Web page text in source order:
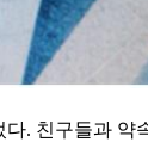
친구들과 약